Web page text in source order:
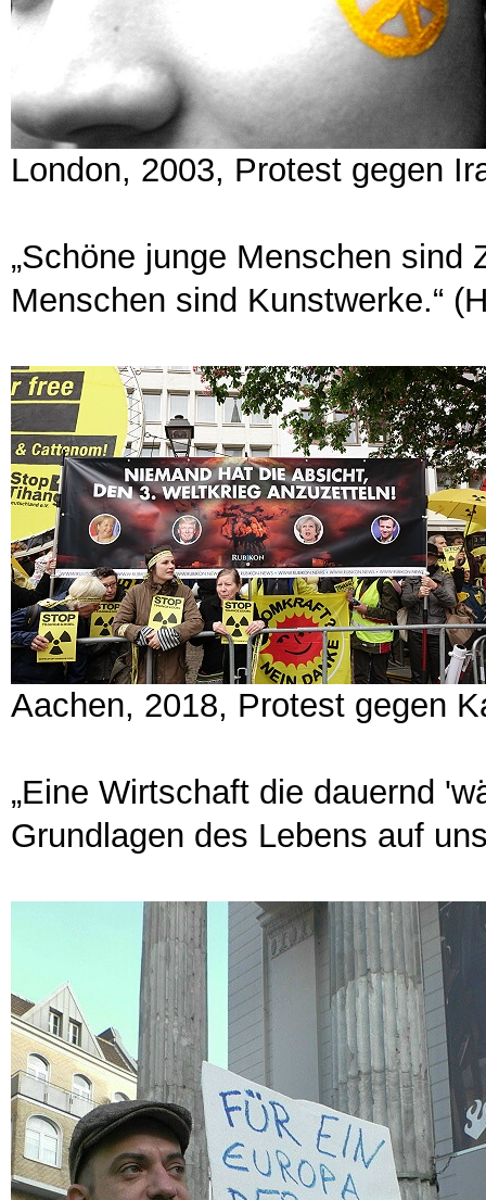
London, 2003, Protest gegen
„Schöne junge Menschen sind
Menschen sind Kunstwerke.“
Aachen, 2018, Protest gegen
„Eine Wirtschaft die dauernd
Grundlagen des Lebens auf